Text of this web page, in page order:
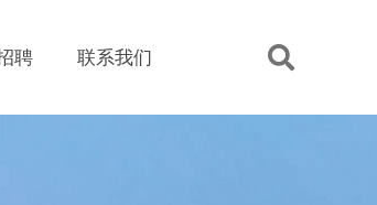
聘 联系我们